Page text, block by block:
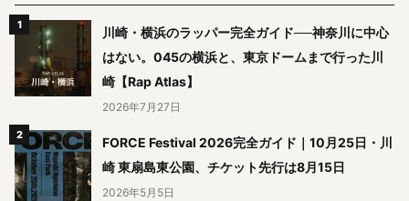
川崎・横浜のラッパー完全ガイド──神奈川に中心
はない。045の横浜と、東京ドームまで行った川
崎【Rap Atlas】
2026年7月27日
FORCE Festival 2026完全ガイド｜10月25日・川
崎 東扇島東公園、チケット先行は8月15日
2026年5月5日